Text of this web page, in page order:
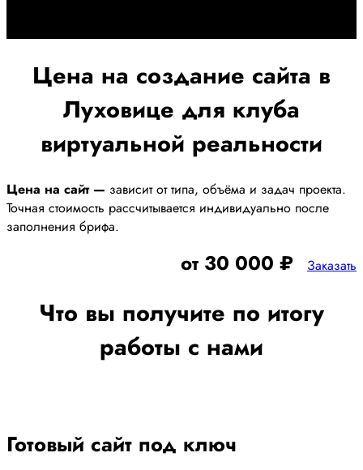
Цена на создание сайта в
Луховице для клуба
виртуальной реальности
Цена на сайт — зависит от типа, объёма и задач проекта.
Точная стоимость рассчитывается индивидуально после
заполнения брифа.
от 30 000 ₽ Заказать
Что вы получите по итогу
работы с нами
Готовый сайт под ключ